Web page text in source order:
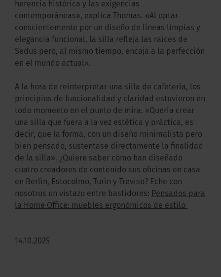
herencia histórica y las exigencias
contemporáneas», explica Thomas. «Al optar
conscientemente por un diseño de líneas limpias y
elegancia funcional, la silla refleja las raíces de
Sedus pero, al mismo tiempo, encaja a la perfección
en el mundo actual».
A la hora de reinterpretar una silla de cafetería, los
principios de funcionalidad y claridad estuvieron en
todo momento en el punto de mira. «Quería crear
una silla que fuera a la vez estética y práctica, es
decir, que la forma, con un diseño minimalista pero
bien pensado, sustentase directamente la finalidad
de la silla». ¿Quiere saber cómo han diseñado
cuatro creadores de contenido sus oficinas en casa
en Berlín, Estocolmo, Turín y Treviso? Eche con
nosotros un vistazo entre bastidores: Pensados para
la Home Office: muebles ergonómicos de estilo
14.10.2025